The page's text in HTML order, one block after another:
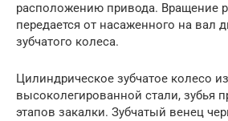
расположению привода. Вращение
передается от насаженного на вал
зубчатого колеса.
Цилиндрическое зубчатое колесо
высоколегированной стали, зубья
этапов закалки. Зубчатый венец